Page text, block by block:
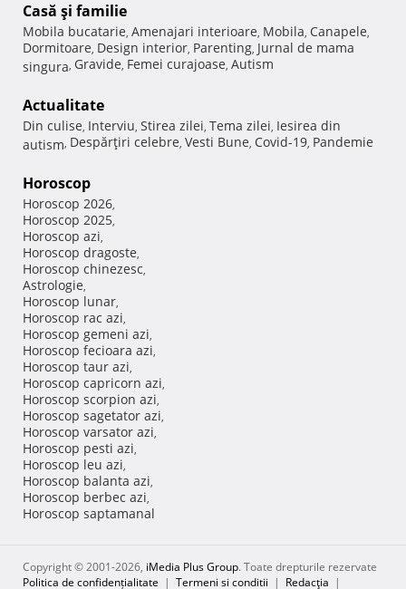
Casă şi familie
Mobila bucatarie, Amenajari interioare, Mobila, Canapele,
Dormitoare, Design interior, Parenting, Jurnal de mama
singura, Gravide, Femei curajoase, Autism
Actualitate
Din culise, Interviu, Stirea zilei, Tema zilei, Iesirea din
autism, Despărţiri celebre, Vesti Bune, Covid-19, Pandemie
Horoscop
Horoscop 2026,
Horoscop 2025,
Horoscop azi,
Horoscop dragoste,
Horoscop chinezesc,
Astrologie,
Horoscop lunar,
Horoscop rac azi,
Horoscop gemeni azi,
Horoscop fecioara azi,
Horoscop taur azi,
Horoscop capricorn azi,
Horoscop scorpion azi,
Horoscop sagetator azi,
Horoscop varsator azi,
Horoscop pesti azi,
Horoscop leu azi,
Horoscop balanta azi,
Horoscop berbec azi,
Horoscop saptamanal
Copyright © 2001-2026, iMedia Plus Group. Toate drepturile rezervate
Politica de confidențialitate | Termeni si conditii | Redacţia |